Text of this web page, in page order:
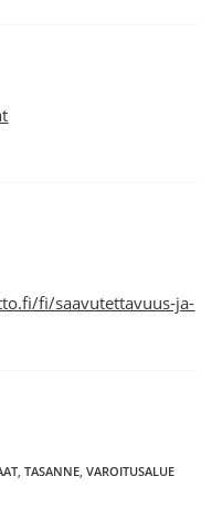
fi/saavutettavuus-ja-
, TASANNE, VAROITUSALUE